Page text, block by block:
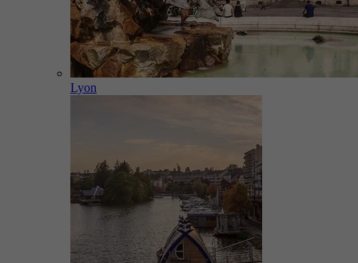
Lyon